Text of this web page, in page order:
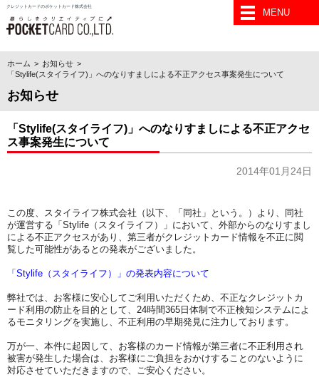
クレジットカードのポケットカード株式会社
MENU
ホーム
お知らせ
「Stylife(スタイライフ)」へのなりすましによる不正アクセス事案発生について
お知らせ
「Stylife(スタイライフ)」へのなりすましによる不正アクセ
ス事案発生について
2014年01月24日
この度、スタイライフ株式会社（以下、「同社」という。）より、同社
が運営する「Stylife（スタイライフ）」において、外部からのなりすまし
による不正アクセスがあり、第三者がクレジットカード情報を不正に閲
覧した可能性があるとの発表がございました。
「Stylife（スタイライフ）」の発表内容について
弊社では、お客様に安心してご利用いただくため、不正なクレジットカ
ード利用の防止を目的として、24時間365日体制で不正検知システムによ
るモニタリングを実施し、不正利用の早期発見に注力しております。
万が一、本件に起因して、お客様のカード情報が第三者に不正利用され
被害が発生した場合は、お客様にご負担をおかけすることのないように
対応させていただきますので、ご安心ください。